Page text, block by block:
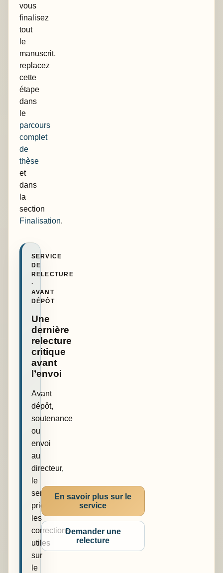
vous
finalisez
tout
le
manuscrit,
replacez
cette
étape
dans
le
parcours
complet
de
thèse
et
dans
la
section
Finalisation.
SERVICE
DE
RELECTURE
·
AVANT
DÉPÔT
Une
dernière
relecture
critique
avant
l’envoi
Avant
dépôt,
soutenance
ou
envoi
au
directeur,
le
service
priorise
les
corrections
utiles
sur
le
En savoir plus sur le
service
Demander une
relecture